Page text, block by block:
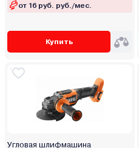
от 16 руб. руб./мес.
Купить
Угловая шлифмашина